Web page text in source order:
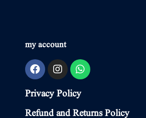
my account
Privacy Policy
Refund and Returns Policy